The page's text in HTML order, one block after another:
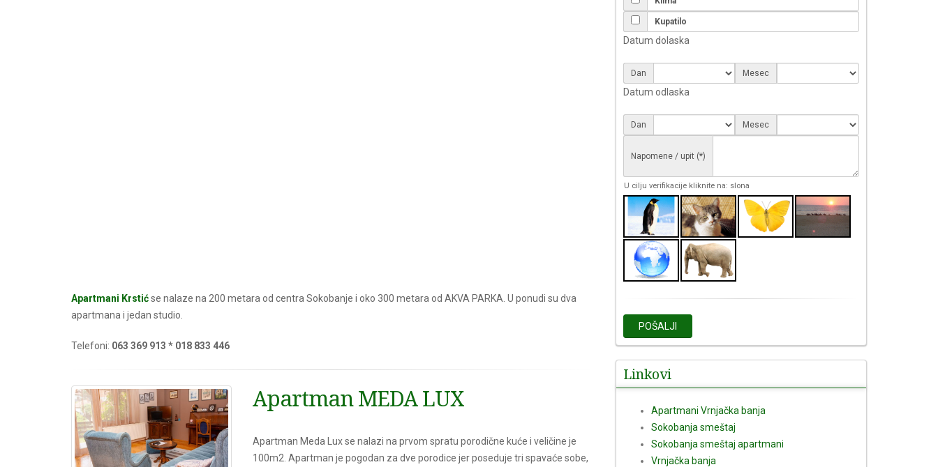
Apartmani Krstićse nalaze na 200 metara od centra Sokobanje i oko 300 metara od AKVA PARKA. U ponudi su dva
apartmana i jedan studio.
Telefoni: 063 369 913 * 018 833 446
Apartman MEDA LUX
Apartman Meda Lux se nalazi na prvom spratu porodične kuće i veličine je
100m2. Apartman je pogodan za dve porodice jer poseduje tri spavaće sobe,
Kupatilo
Datum dolaska
Dan Mesec
Datum odlaska
Dan Mesec
Napomene / upit (*)
U cilju verifikacije kliknite na: slona
POŠALJI
Linkovi
Apartmani Vrnjačka banja
Sokobanja smeštaj
Sokobanja smeštaj apartmani
Vrnjačka banja